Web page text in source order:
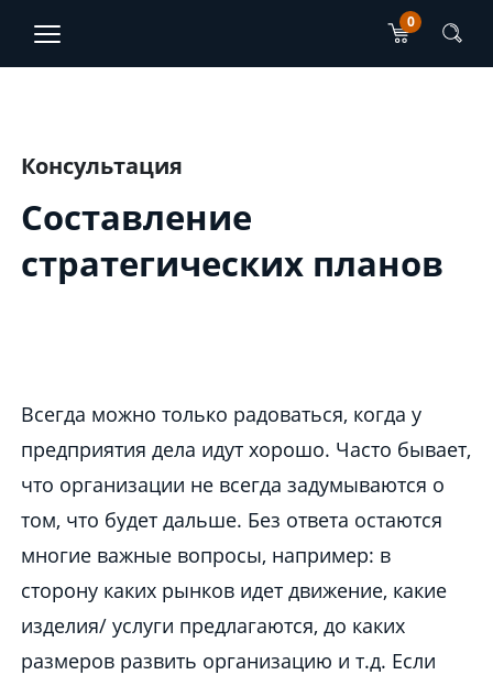
0
Main content section
Консультация
Составление
стратегических планов
Всегда можно только радоваться, когда у
предприятия дела идут хорошо. Часто бывает,
что организации не всегда задумываются о
том, что будет дальше. Без ответа остаются
многие важные вопросы, например: в
сторону каких рынков идет движение, какие
изделия/ услуги предлагаются, до каких
размеров развить организацию и т.д. Если